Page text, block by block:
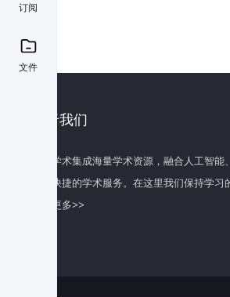
订阅
文件
关于我们
百度学术集成海量学术资源，融合人工智
全面快捷的学术服务。在这里我们保持学
了解更多>>